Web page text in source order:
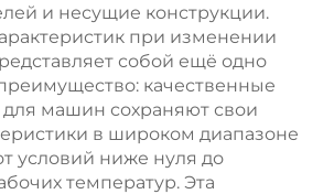
и несущие конструкции.
при изменении
собой ещё одно
качественные
машин сохраняют свои
в широком диапазоне
условий ниже нуля до
температур. Эта